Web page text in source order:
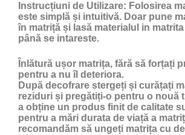
Instrucțiuni de Utilizare: Folosirea
este simplă și intuitivă. Doar pune
în matriță și lasă materialul in
până se intareste.
Înlătură ușor matrița, fără să forțați
pentru a nu îl deteriora.
După decofrare stergeți și curățați
reziduri și pregătiți-o pentru o nouă
a obține un produs finit de calitate
pentru a mări durata de viață a
recomandăm să ungeți matrița cu